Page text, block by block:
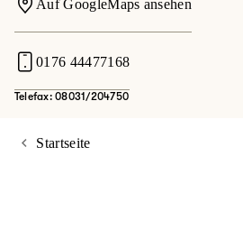
Auf GoogleMaps ansehen
0176 44477168
Telefax: 08031/204750
Startseite